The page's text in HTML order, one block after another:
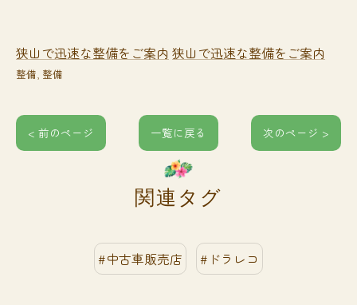
狭山で迅速な整備をご案内 狭山で迅速な整備をご案内
整備 整備
< 前のページ 一覧に戻る 次のページ >
関連タグ
#中古車販売店 #ドラレコ